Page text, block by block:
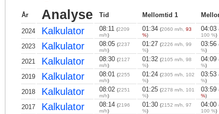
År Analyse Tid Mellomtid 1
2024 Kalkulator 08:11 (2209
m/h)
01:34 (2060 m/h, 93
%)
04:03
100 %)
2023 Kalkulator 08:05 (2237
m/h)
01:27 (2226 m/h, 99
%)
03:56
%)
2021 Kalkulator 08:30 (2127
m/h)
01:32 (2105 m/h, 98
%)
04:09
%)
2019 Kalkulator 08:01 (2255
m/h)
01:24 (2305 m/h, 102
%)
03:53
%)
2018 Kalkulator 08:02 (2251
m/h)
01:25 (2278 m/h, 101
%)
03:59
%)
2017 Kalkulator 08:14 (2196
m/h)
01:30 (2152 m/h, 97
%)
04:00
100 %)